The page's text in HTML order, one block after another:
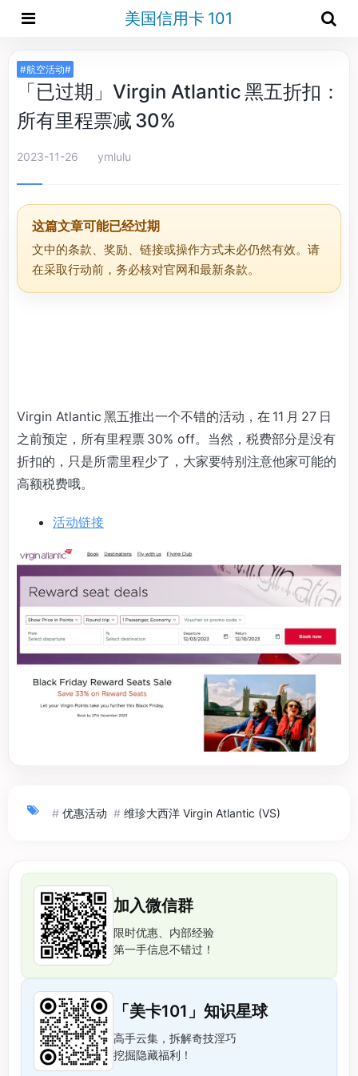
美国信用卡 101
#航空活动#
「已过期」Virgin Atlantic 黑五折扣：
所有里程票减 30%
2023-11-26 ymlulu
这篇文章可能已经过期
文中的条款、奖励、链接或操作方式未必仍然有效。请
在采取行动前，务必核对官网和最新条款。
Virgin Atlantic 黑五推出一个不错的活动，在 11 月 27 日
之前预定，所有里程票 30% off。当然，税费部分是没有
折扣的，只是所需里程少了，大家要特别注意他家可能的
高额税费哦。
活动链接
# 优惠活动 # 维珍大西洋 Virgin Atlantic (VS)
加入微信群
限时优惠、内部经验
第一手信息不错过！
「美卡101」知识星球
高手云集，拆解奇技淫巧
挖掘隐藏福利！